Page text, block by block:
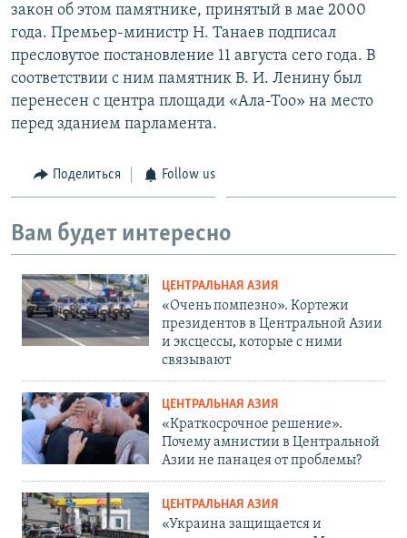
закон об этом памятнике, принятый в мае 2000
года. Премьер-министр Н. Танаев подписал
пресловутое постановление 11 августа сего года. В
соответствии с ним памятник В. И. Ленину был
перенесен с центра площади «Ала-Тоо» на место
перед зданием парламента.
Поделиться Follow us
Вам будет интересно
ЦЕНТРАЛЬНАЯ АЗИЯ
«Очень помпезно». Кортежи
президентов в Центральной Азии
и эксцессы, которые с ними
связывают
ЦЕНТРАЛЬНАЯ АЗИЯ
«Краткосрочное решение».
Почему амнистии в Центральной
Азии не панацея от проблемы?
ЦЕНТРАЛЬНАЯ АЗИЯ
«Украина защищается и